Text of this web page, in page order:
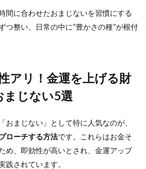
間に合わせたおまじないを習慣にする
つ整い、日常の中に“豊かさの種”が根付
アリ！金運を上げる財
まじない5選
おまじない」として特に人気なのが、
ローチする方法です。これらはお金そ
め、即効性が高いとされ、金運アップ
践されています。